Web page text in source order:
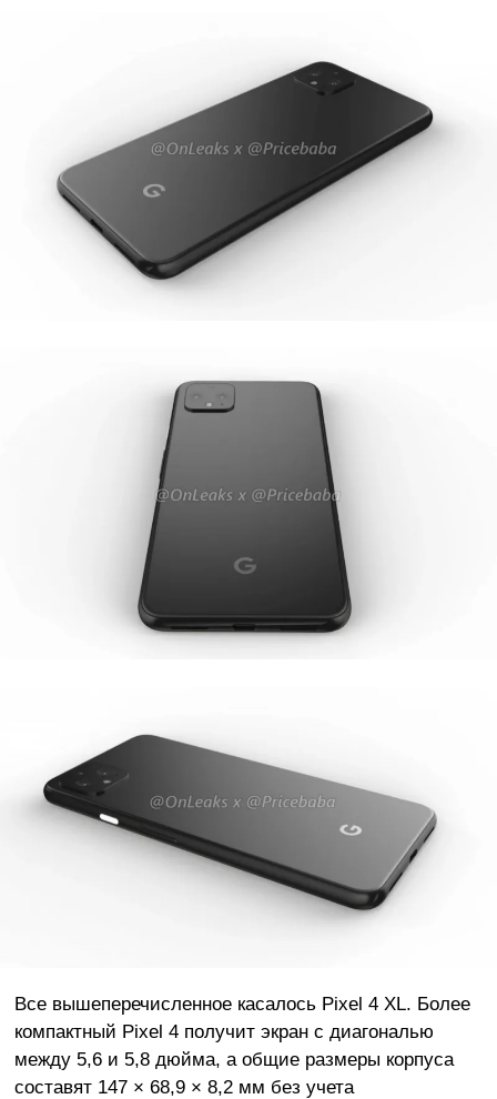
Все вышеперечисленное касалось Pixel 4 XL. Более
компактный Pixel 4 получит экран с диагональю
между 5,6 и 5,8 дюйма, а общие размеры корпуса
составят 147 × 68,9 × 8,2 мм без учета